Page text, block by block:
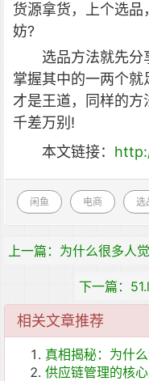
货源拿货，上个选
妨?
选品方法就先分
掌握其中的一两个
才是王道，同样的方
千差万别!
本文链接：
闲鱼 电商 选
相关文章推荐
真相揭秘：为什
供应链管理的核